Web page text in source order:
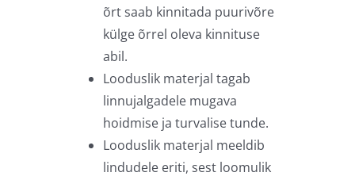
õrt saab kinnitada puurivõre
külge õrrel oleva kinnituse
abil.
Looduslik materjal tagab
linnujalgadele mugava
hoidmise ja turvalise tunde.
Looduslik materjal meeldib
lindudele eriti, sest loomulik